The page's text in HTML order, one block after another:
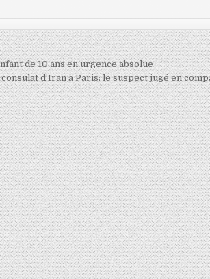
de 10 ans en urgence absolue
d’Iran à Paris: le suspect jugé en